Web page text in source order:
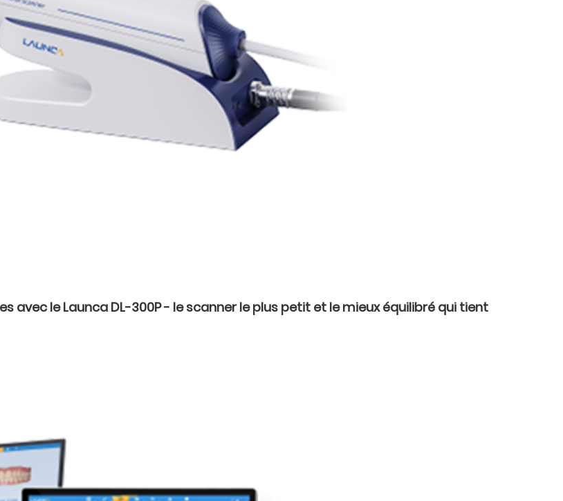
le Launca DL-300P - le scanner le plus petit et le mieux équilibré qui tient